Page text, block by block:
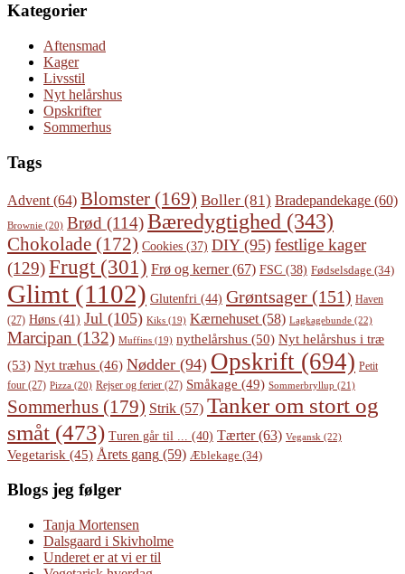
Kategorier
Aftensmad
Kager
Livsstil
Nyt helårshus
Opskrifter
Sommerhus
Tags
Advent (64) Blomster (169) Boller (81) Bradepandekage (60)
Brownie (20) Brød (114)Bæredygtighed (343)
Chokolade (172) Cookies (37) DIY(95) festlige kager
(129)Frugt(301) Frø og kerner(67) FSC (38) Fødselsdage (34)
Glimt (1102) Glutenfri (44) Grøntsager (151) Haven
(27) Høns (41) Jul (105) Kiks (19) Kærnehuset (58) Lagkagebunde (22)
Marcipan (132) Muffins (19) nythelårshus (50) Nyt helårshus i træ
(53) Nyt træhus (46) Nødder (94) Opskrift (694) Petit
four (27) Pizza (20) Rejser og ferier (27) Småkage (49) Sommerbryllup (21)
Sommerhus (179) Strik (57) Tanker om stort og
småt (473) Turen går til ... (40) Tærter(63) Vegansk (22)
Vegetarisk (45) Årets gang (59) Æblekage (34)
Blogs jeg følger
Tanja Mortensen
Dalsgaard i Skivholme
Underet er at vi er til